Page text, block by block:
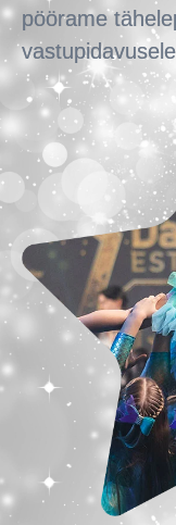
pöörame